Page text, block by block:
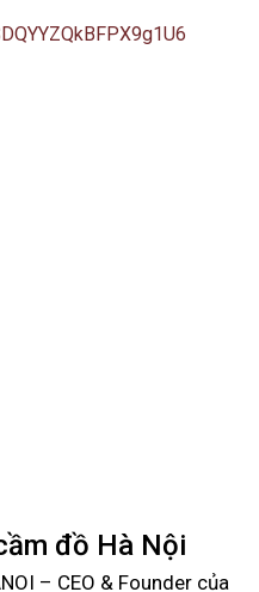
đồ Hà Nội
– CEO & Founder của